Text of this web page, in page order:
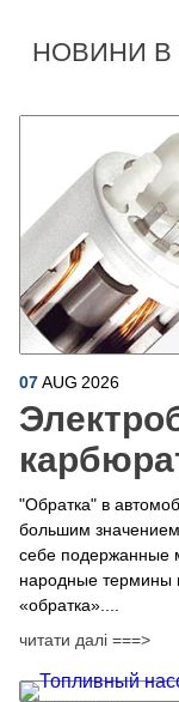
НОВИНИ В
07AUG 2026
"Обратка" в
большим
себе подержанные
народные термины
«обратка»....
читати далі ===>